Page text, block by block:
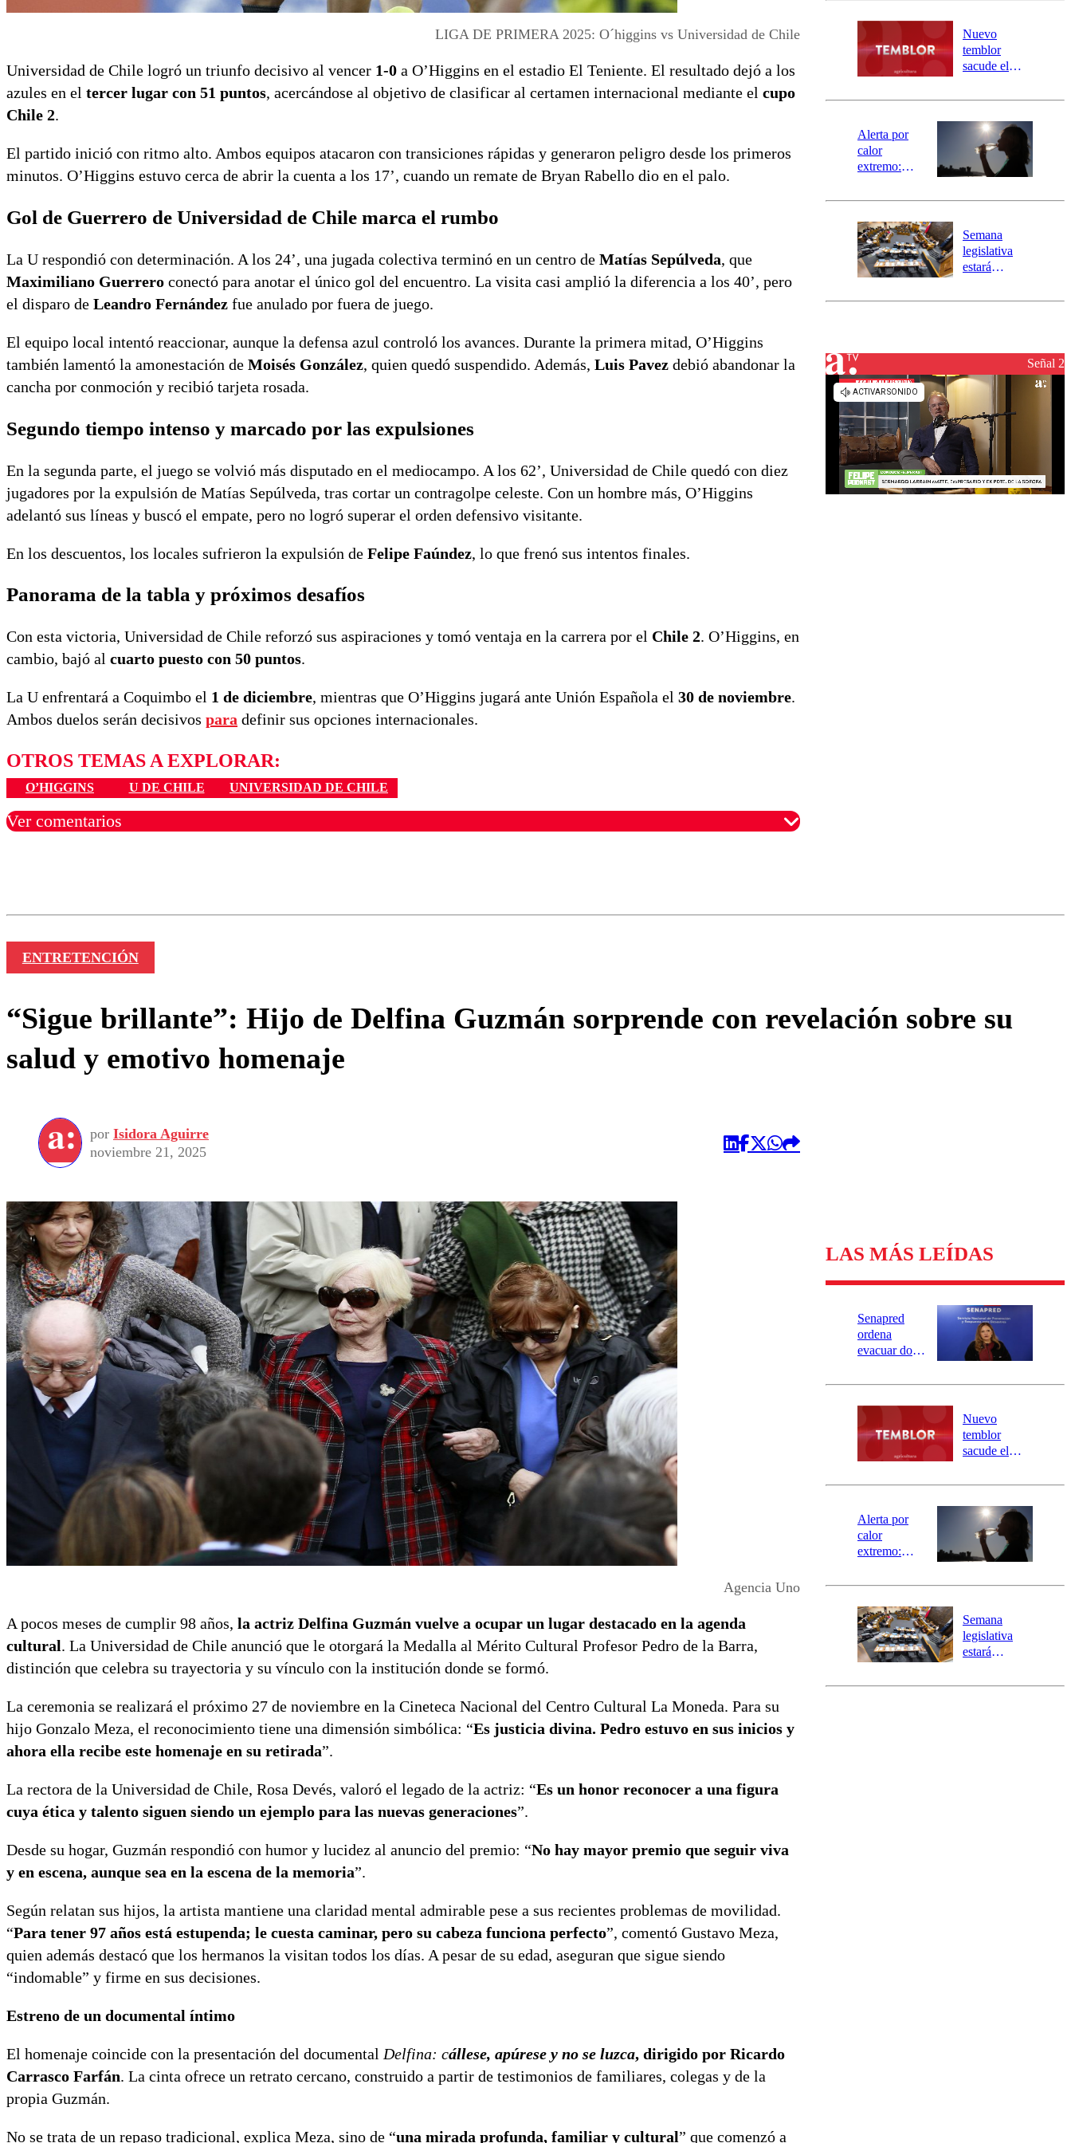
LIGA DE PRIMERA 2025: O´higgins vs Universidad de Chile
Universidad de Chile logró un triunfo decisivo al vencer 1-0 a O’Higgins en el estadio El Teniente. El resultado dejó a los
azules en el tercer lugar con 51 puntos, acercándose al objetivo de clasificar al certamen internacional mediante el cupo
Chile 2.
El partido inició con ritmo alto. Ambos equipos atacaron con transiciones rápidas y generaron peligro desde los primeros
minutos. O’Higgins estuvo cerca de abrir la cuenta a los 17’, cuando un remate de Bryan Rabello dio en el palo.
Gol de Guerrero de Universidad de Chile marca el rumbo
La U respondió con determinación. A los 24’, una jugada colectiva terminó en un centro de Matías Sepúlveda, que
Maximiliano Guerrero conectó para anotar el único gol del encuentro. La visita casi amplió la diferencia a los 40’, pero
el disparo de Leandro Fernández fue anulado por fuera de juego.
El equipo local intentó reaccionar, aunque la defensa azul controló los avances. Durante la primera mitad, O’Higgins
también lamentó la amonestación de Moisés González, quien quedó suspendido. Además, Luis Pavez debió abandonar la
cancha por conmoción y recibió tarjeta rosada.
Segundo tiempo intenso y marcado por las expulsiones
En la segunda parte, el juego se volvió más disputado en el mediocampo. A los 62’, Universidad de Chile quedó con diez
jugadores por la expulsión de Matías Sepúlveda, tras cortar un contragolpe celeste. Con un hombre más, O’Higgins
adelantó sus líneas y buscó el empate, pero no logró superar el orden defensivo visitante.
En los descuentos, los locales sufrieron la expulsión de Felipe Faúndez, lo que frenó sus intentos finales.
Panorama de la tabla y próximos desafíos
Con esta victoria, Universidad de Chile reforzó sus aspiraciones y tomó ventaja en la carrera por el Chile 2. O’Higgins, en
cambio, bajó al cuarto puesto con 50 puntos.
La U enfrentará a Coquimbo el 1 de diciembre, mientras que O’Higgins jugará ante Unión Española el 30 de noviembre.
Ambos duelos serán decisivos para definir sus opciones internacionales.
OTROS TEMAS A EXPLORAR:
O’HIGGINS U DE CHILE UNIVERSIDAD DE CHILE
Ver comentarios
río Damas:
activa
mensajería
SAE
Nuevo
temblor
sacude el
revisa la
epicentro
Alerta por
calor
extremo:
activa Alerta
Preventiva en
tres comunas
Semana
legislativa
estará
el fin de la
reconstrucciónSeñal 2
ENTRETENCIÓN
“Sigue brillante”: Hijo de Delfina Guzmán sorprende con revelación sobre su
salud y emotivo homenaje
por Isidora Aguirre
noviembre 21, 2025
Agencia Uno
A pocos meses de cumplir 98 años, la actriz Delfina Guzmán vuelve a ocupar un lugar destacado en la agenda
cultural. La Universidad de Chile anunció que le otorgará la Medalla al Mérito Cultural Profesor Pedro de la Barra,
distinción que celebra su trayectoria y su vínculo con la institución donde se formó.
La ceremonia se realizará el próximo 27 de noviembre en la Cineteca Nacional del Centro Cultural La Moneda. Para su
hijo Gonzalo Meza, el reconocimiento tiene una dimensión simbólica: “Es justicia divina. Pedro estuvo en sus inicios y
ahora ella recibe este homenaje en su retirada”.
La rectora de la Universidad de Chile, Rosa Devés, valoró el legado de la actriz: “Es un honor reconocer a una figura
cuya ética y talento siguen siendo un ejemplo para las nuevas generaciones”.
Desde su hogar, Guzmán respondió con humor y lucidez al anuncio del premio: “No hay mayor premio que seguir viva
y en escena, aunque sea en la escena de la memoria”.
Según relatan sus hijos, la artista mantiene una claridad mental admirable pese a sus recientes problemas de movilidad.
“Para tener 97 años está estupenda; le cuesta caminar, pero su cabeza funciona perfecto”, comentó Gustavo Meza,
quien además destacó que los hermanos la visitan todos los días. A pesar de su edad, aseguran que sigue siendo
“indomable” y firme en sus decisiones.
Estreno de un documental íntimo
El homenaje coincide con la presentación del documental Delfina: cállese, apúrese y no se luzca, dirigido por Ricardo
Carrasco Farfán. La cinta ofrece un retrato cercano, construido a partir de testimonios de familiares, colegas y de la
propia Guzmán.
No se trata de un repaso tradicional, explica Meza, sino de “una mirada profunda, familiar y cultural” que comenzó a
LAS MÁS LEÍDAS
Senapred
ordena
evacuar dos
Carahue por
río Damas:
activa
mensajería
SAE
Nuevo
temblor
sacude el
revisa la
epicentro
Alerta por
calor
extremo:
activa Alerta
Preventiva en
tres comunas
Semana
legislativa
estará
el fin de la